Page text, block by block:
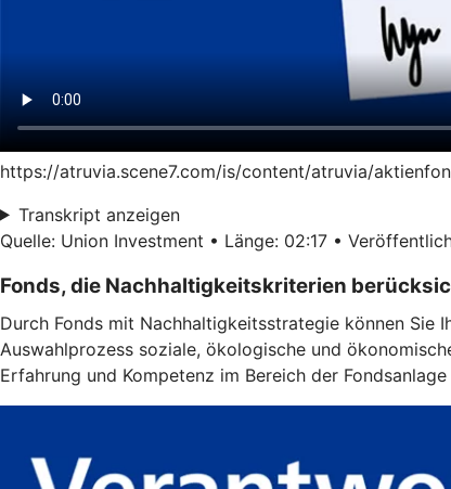
https://atruvia.scene7.com/is/content/atruvia/
Transkript anzeigen
Quelle: Union Investment • Länge: 02:17 •
Fonds, die Nachhaltigkeitskriterien
Durch Fonds mit Nachhaltigkeitsstrategie können
Auswahlprozess soziale, ökologische und
Erfahrung und Kompetenz im Bereich der